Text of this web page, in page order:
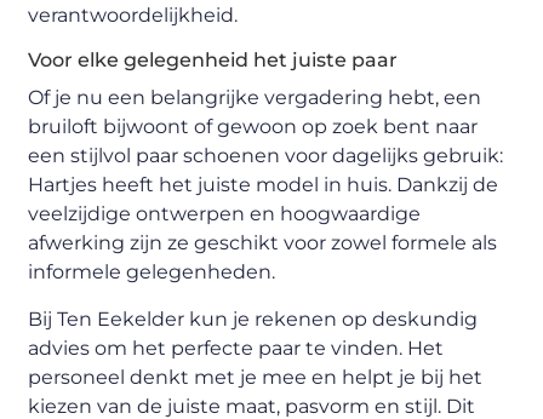
verantwoordelijkheid.
Voor elke gelegenheid het juiste paar
Of je nu een belangrijke vergadering hebt, een
bruiloft bijwoont of gewoon op zoek bent naar
een stijlvol paar schoenen voor dagelijks gebruik:
Hartjes heeft het juiste model in huis. Dankzij de
veelzijdige ontwerpen en hoogwaardige
afwerking zijn ze geschikt voor zowel formele als
informele gelegenheden.
Bij Ten Eekelder kun je rekenen op deskundig
advies om het perfecte paar te vinden. Het
personeel denkt met je mee en helpt je bij het
kiezen van de juiste maat, pasvorm en stijl. Dit